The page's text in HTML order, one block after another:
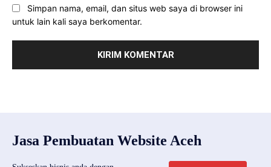
Simpan nama, email, dan situs web saya di browser ini
untuk lain kali saya berkomentar.
Jasa Pembuatan Website Aceh